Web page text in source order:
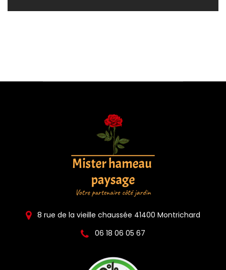
8 rue de la vieille chaussée 41400 Montrichard
06 18 06 05 67